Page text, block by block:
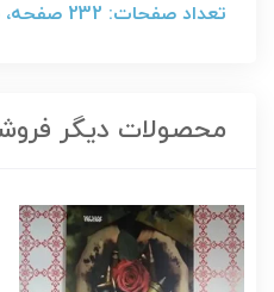
تعداد صفحات: 232 صفحه، نوع جلد: شومیز
محصولات دیگر